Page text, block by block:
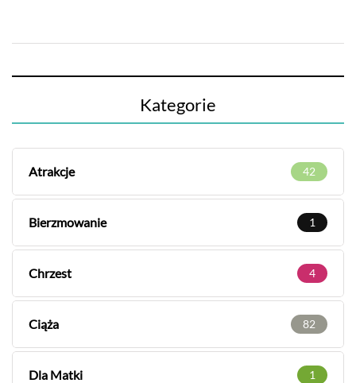
Kategorie
Atrakcje 42
Bierzmowanie 1
Chrzest 4
Ciąża 82
Dla Matki 1